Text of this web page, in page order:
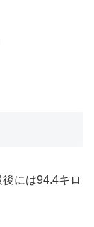
には94.4キロ